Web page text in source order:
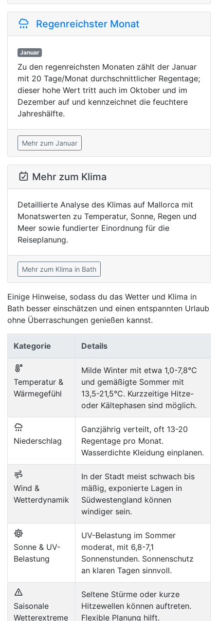
Regenreichster Monat
Januar
Zu den regenreichsten Monaten zählt der Januar
mit 20 Tage/Monat durchschnittlicher Regentage;
dieser hohe Wert tritt auch im Oktober und im
Dezember auf und kennzeichnet die feuchtere
Jahreshälfte.
Mehr zum Januar
Mehr zum Klima
Detaillierte Analyse des Klimas auf Mallorca mit
Monatswerten zu Temperatur, Sonne, Regen und
Meer sowie fundierter Einordnung für die
Reiseplanung.
Mehr zum Klima in Bath
Einige Hinweise, sodass du das Wetter und Klima in
Bath besser einschätzen und einen entspannten Urlaub
ohne Überraschungen genießen kannst.
Kategorie Details
Temperatur &
Wärmegefühl
Milde Winter mit etwa 1,0-7,8°C
und gemäßigte Sommer mit
13,5-21,5°C. Kurzzeitige Hitze-
oder Kältephasen sind möglich.
Niederschlag
Ganzjährig verteilt, oft 13-20
Regentage pro Monat.
Wasserdichte Kleidung einplanen.
Wind &
Wetterdynamik
In der Stadt meist schwach bis
mäßig, exponierte Lagen in
Südwestengland können
windiger sein.
Sonne & UV-
Belastung
UV-Belastung im Sommer
moderat, mit 6,8-7,1
Sonnenstunden. Sonnenschutz
an klaren Tagen sinnvoll.
Saisonale
Wetterextreme
Seltene Stürme oder kurze
Hitzewellen können auftreten.
Flexible Planung hilft.